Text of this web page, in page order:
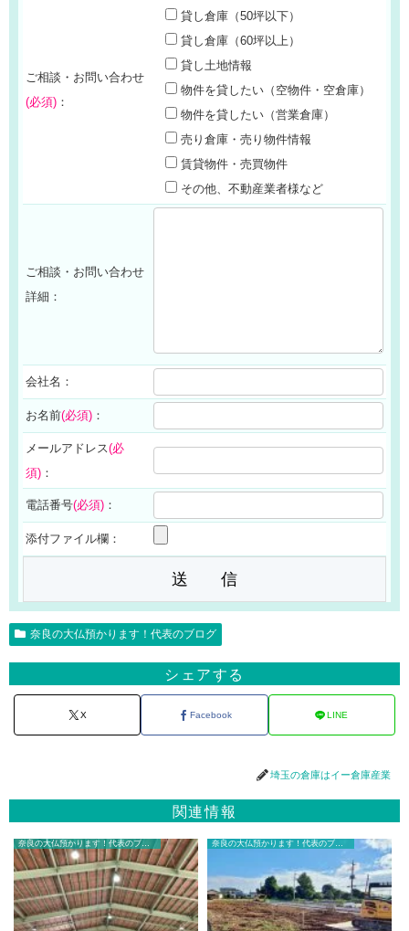
ご相談・お問い合わせ
(必須) ：
貸し倉庫（50坪以下）
貸し倉庫（60坪以上）
貸し土地情報
物件を貸したい（空物件・空倉庫）
物件を貸したい（営業倉庫）
売り倉庫・売り物件情報
賃貸物件・売買物件
その他、不動産業者様など
ご相談・お問い合わせ
詳細：
会社名：
お名前(必須) ：
メールアドレス(必
須) ：
電話番号(必須) ：
添付ファイル欄：
奈良の大仏預かります！代表のブログ
シェアする
X Facebook LINE
埼玉の倉庫はイー倉庫産業
関連情報
奈良の大仏預かります！代表のブログ 奈良の大仏預かります！代表のブログ